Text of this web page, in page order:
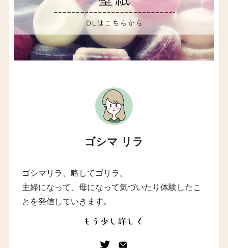
ゴシマ リラ
ゴシマリラ、略してゴリラ。
主婦になって、母になって気づいたり体験したこ
とを発信していきます。